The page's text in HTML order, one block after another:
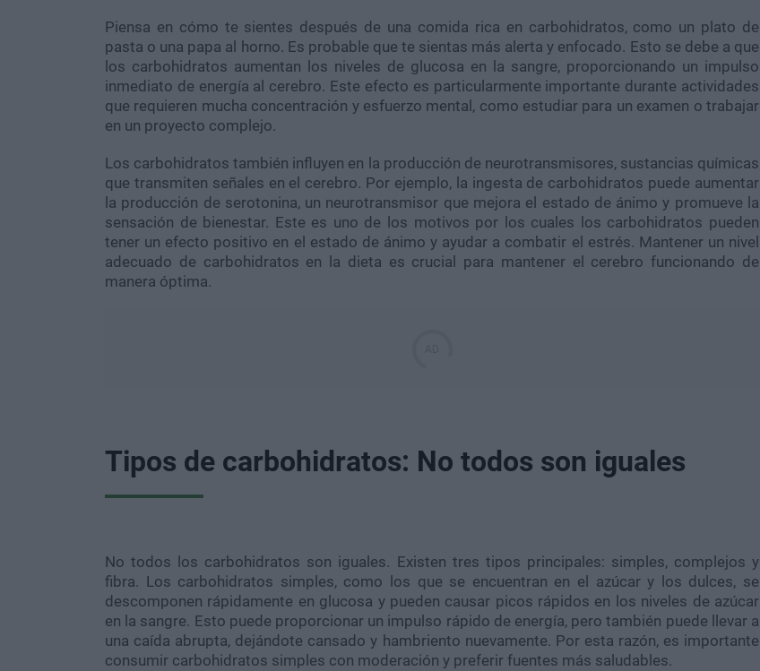
Piensa en cómo te sientes después de una comida rica en carbohidratos, como un plato de
pasta o una papa al horno. Es probable que te sientas más alerta y enfocado. Esto se debe a que
los carbohidratos aumentan los niveles de glucosa en la sangre, proporcionando un impulso
inmediato de energía al cerebro. Este efecto es particularmente importante durante actividades
que requieren mucha concentración y esfuerzo mental, como estudiar para un examen o trabajar
en un proyecto complejo.
Los carbohidratos también influyen en la producción de neurotransmisores, sustancias químicas
que transmiten señales en el cerebro. Por ejemplo, la ingesta de carbohidratos puede aumentar
la producción de serotonina, un neurotransmisor que mejora el estado de ánimo y promueve la
sensación de bienestar. Este es uno de los motivos por los cuales los carbohidratos pueden
tener un efecto positivo en el estado de ánimo y ayudar a combatir el estrés. Mantener un nivel
adecuado de carbohidratos en la dieta es crucial para mantener el cerebro funcionando de
manera óptima.
Tipos de carbohidratos: No todos son iguales
No todos los carbohidratos son iguales. Existen tres tipos principales: simples, complejos y
fibra. Los carbohidratos simples, como los que se encuentran en el azúcar y los dulces, se
descomponen rápidamente en glucosa y pueden causar picos rápidos en los niveles de azúcar
en la sangre. Esto puede proporcionar un impulso rápido de energía, pero también puede llevar a
una caída abrupta, dejándote cansado y hambriento nuevamente. Por esta razón, es importante
consumir carbohidratos simples con moderación y preferir fuentes más saludables.